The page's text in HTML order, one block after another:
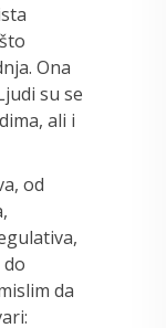
Ona
su se
ali i
od
da